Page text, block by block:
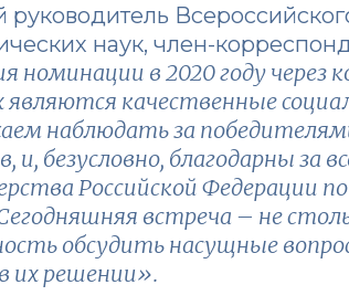
руководитель
наук, член-
номинации в 2020 году
качественные
наблюдать за
и, безусловно, благодарны за
Российской Федерации
встреча – не
обсудить насущные
их решении».